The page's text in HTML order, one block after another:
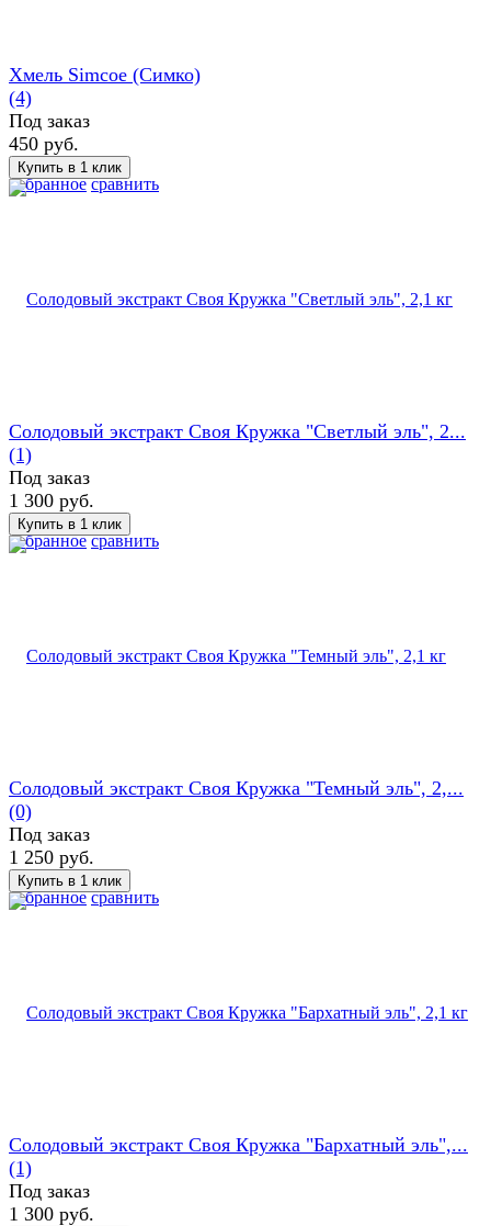
избранное сравнить
Хмель Simcoe (Симко)
(4)
Под заказ
450 руб.
избранное сравнить
Солодовый экстракт Своя Кружка "Светлый эль", 2...
(1)
Под заказ
1 300 руб.
избранное сравнить
Солодовый экстракт Своя Кружка "Темный эль", 2,...
(0)
Под заказ
1 250 руб.
Солодовый экстракт Своя Кружка "Бархатный эль",...
(1)
Под заказ
1 300 руб.